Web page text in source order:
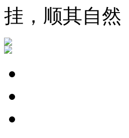
挂，顺其自然